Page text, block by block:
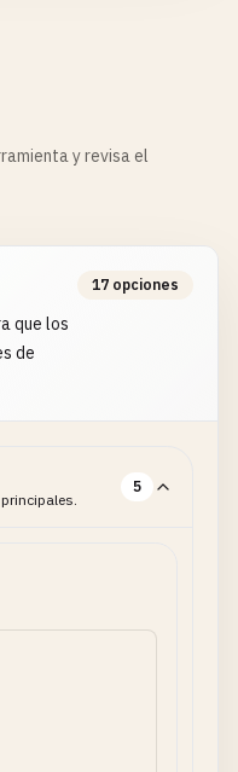
y revisa el
que los
de
17 opciones
5